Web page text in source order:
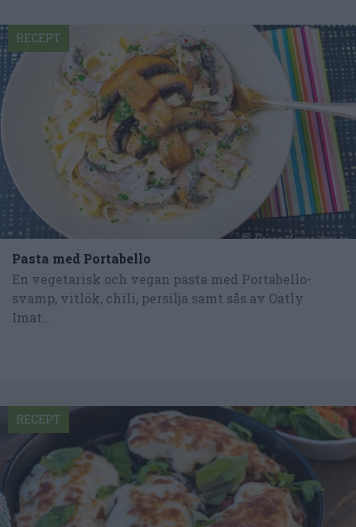
Pasta med Portabello
En vegetarisk och vegan pasta med Portabello-
svamp, vitlök, chili, persilja samt sås av Oatly
Imat...
RECEPT
RECEPT